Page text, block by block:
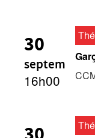
30
septem
16h00